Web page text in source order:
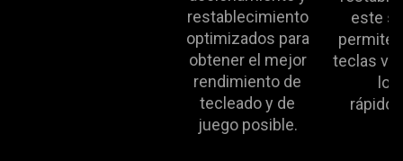
restablecimiento
optimizados para
obtener el mejor
rendimiento de
tecleado y de
juego posible.
este
permite
teclas
lo
rápido